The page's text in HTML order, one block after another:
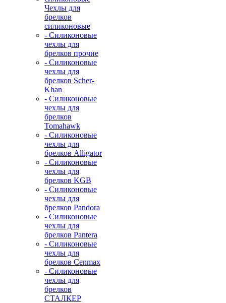
Чехлы для
брелков
силиконовые
- Силиконовые
чехлы для
брелков прочие
- Силиконовые
чехлы для
брелков Scher-
Khan
- Силиконовые
чехлы для
брелков
Tomahawk
- Силиконовые
чехлы для
брелков Alligator
- Силиконовые
чехлы для
брелков KGB
- Силиконовые
чехлы для
брелков Pandora
- Силиконовые
чехлы для
брелков Pantera
- Силиконовые
чехлы для
брелков Cenmax
- Силиконовые
чехлы для
брелков
СТАЛКЕР